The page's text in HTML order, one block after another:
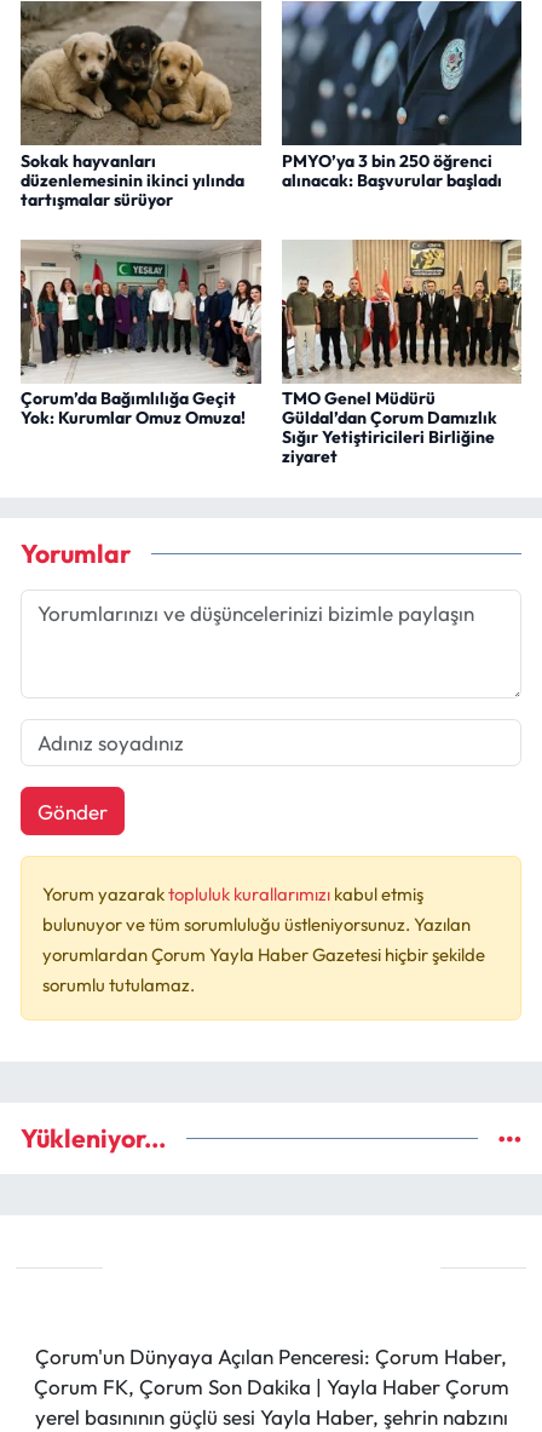
Sokak hayvanları
düzenlemesinin ikinci yılında
tartışmalar sürüyor
PMYO’ya 3 bin 250 öğrenci
alınacak: Başvurular başladı
Çorum’da Bağımlılığa Geçit
Yok: Kurumlar Omuz Omuza!
TMO Genel Müdürü
Güldal’dan Çorum Damızlık
Sığır Yetiştiricileri Birliğine
ziyaret
Yorumlar
Gönder
Yorum yazaraktopluluk kurallarımızı kabul etmiş
bulunuyor ve tüm sorumluluğu üstleniyorsunuz. Yazılan
yorumlardan Çorum Yayla Haber Gazetesi hiçbir şekilde
sorumlu tutulamaz.
Yükleniyor...
Çorum'un Dünyaya Açılan Penceresi: Çorum Haber,
Çorum FK, Çorum Son Dakika | Yayla Haber Çorum
yerel basınının güçlü sesi Yayla Haber, şehrin nabzını